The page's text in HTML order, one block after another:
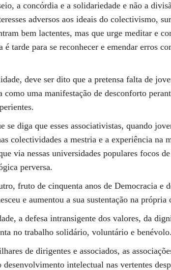
a concórdia e a solidariedade e não a
adversos aos ideais do colectivismo,
bem lactentes, mas que urge meditar e
é tarde para se reconhecer e emendar erros
deve ser dito que a pretensa falta de
como uma manifestação de desconforto
se diga que esses associativistas, quando
colectividades a mestria e a experiência na
via nessas universidades populares focos
perversa.
fruto de cinquenta anos de Democracia e
e aumentou a sua sustentação na própria
a defesa intransigente dos valores, da
no trabalho solidário, voluntário e benévolo.
de dirigentes e associados, as
desenvolvimento intelectual nas vertentes